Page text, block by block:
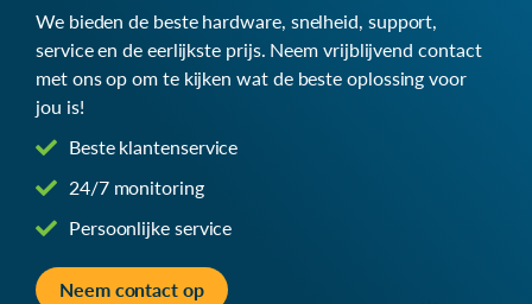
We bieden de beste hardware, snelheid, support,
service en de eerlijkste prijs. Neem vrijblijvend contact
met ons op om te kijken wat de beste oplossing voor
jou is!
Beste klantenservice
24/7 monitoring
Persoonlijke service
Neem contact op